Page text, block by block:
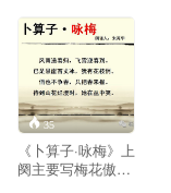
解
35
《卜算子·咏梅》上
阕主要写梅花傲寒